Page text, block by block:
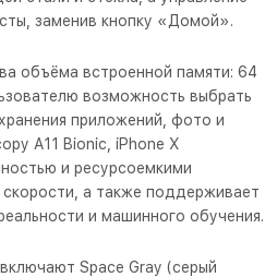
заменив кнопку «Домой».
объёма встроенной памяти: 64
возможность выбрать
приложений, фото и
A11 Bionic, iPhone X
и ресурсоемкими
а также поддерживает
и машинного обучения.
Space Gray (серый